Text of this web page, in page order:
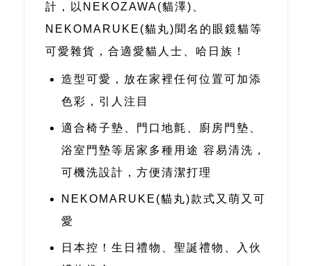
計，以NEKOZAWA(貓澤)、
NEKOMARUKE(貓丸)聞名的眼鏡貓等
可愛雜貨，合適愛貓人士、哈日族！
造型可愛，放在家裡任何位置可加添
色彩，引人注目
適合椅子墊、門口地氈、廚房門墊、
浴室門墊等居家多種用途 容易清洗，
可機洗設計，方便清潔打理
NEKOMARUKE(貓丸)款式又萌又可
愛
日本控！生日禮物、聖誕禮物、入伙